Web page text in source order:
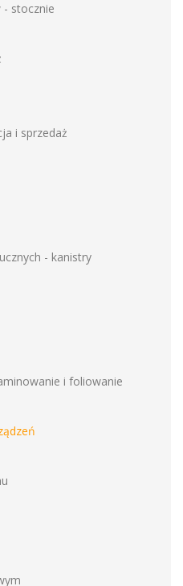
stocznie
i sprzedaż
- kanistry
i foliowanie